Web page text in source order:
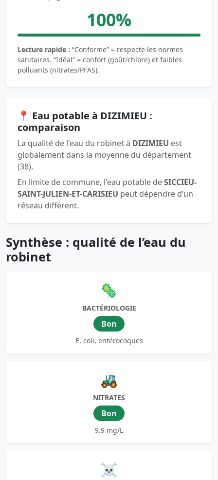
100%
Lecture rapide : “Conforme” = respecte les normes
sanitaires. “Idéal” = confort (goût/chlore) et faibles
polluants (nitrates/PFAS).
📍 Eau potable à DIZIMIEU :
comparaison
La qualité de l'eau du robinet à DIZIMIEU est
globalement dans la moyenne du département
(38).
En limite de commune, l'eau potable deSICCIEU-
SAINT-JULIEN-ET-CARISIEU peut dépendre d’un
réseau différent.
Synthèse : qualité de l’eau du
robinet
🦠
BACTÉRIOLOGIE
Bon
E. coli, entérocoques
🚜
NITRATES
Bon
9.9 mg/L
☠️